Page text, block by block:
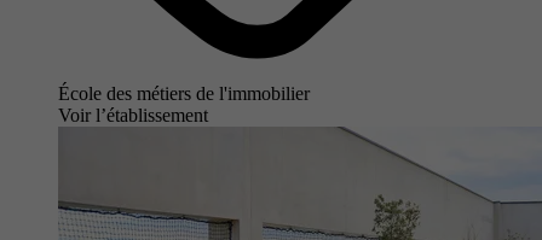
École des métiers de l'immobilier
Voir l’établissement